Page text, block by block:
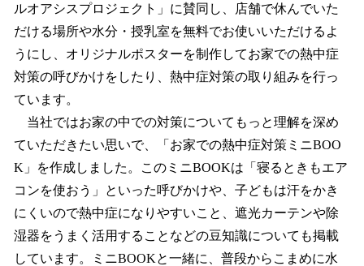
ルオアシスプロジェクト」に賛同し、店舗で休んでいた
だける場所や水分・授乳室を無料でお使いいただけるよ
うにし、オリジナルポスターを制作してお家での熱中症
対策の呼びかけをしたり、熱中症対策の取り組みを行っ
ています。
当社ではお家の中での対策についてもっと理解を深め
ていただきたい思いで、「お家での熱中症対策ミニBOO
K」を作成しました。このミニBOOKは「寝るときもエア
コンを使おう」といった呼びかけや、子どもは汗をかき
にくいので熱中症になりやすいこと、遮光カーテンや除
湿器をうまく活用することなどの豆知識についても掲載
しています。ミニBOOKと一緒に、普段からこまめに水